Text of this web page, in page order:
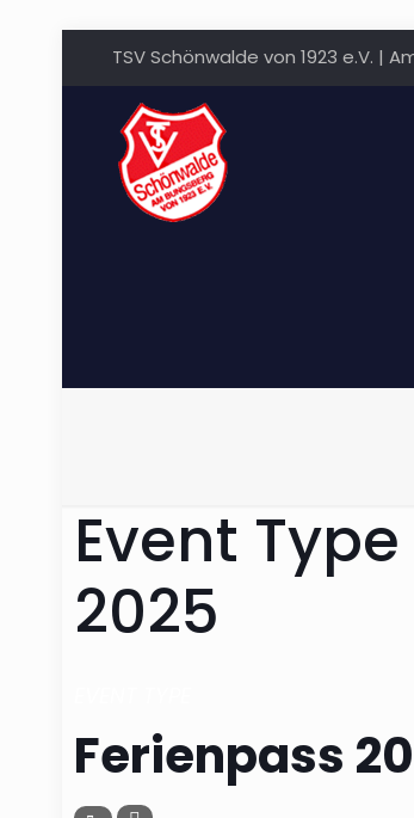
TSV Schönwalde von 1923 e.V. |
Event
2025
Ferienpass